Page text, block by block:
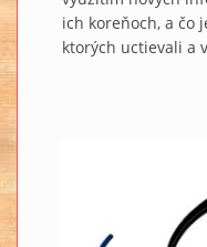
ich koreňoch, a čo
ktorých uctievali a